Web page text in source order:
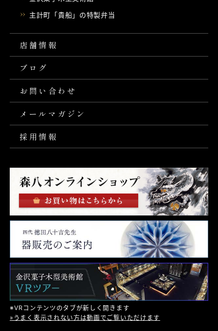
主計町「貴船」の特製弁当
店舗情報
ブログ
お問い合わせ
メールマガジン
採用情報
※VRコンテンツのタブが新しく開きます
»うまく表示されない方は動画でご覧いただけます